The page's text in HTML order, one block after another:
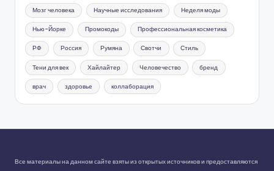
Мозг человека Научные исследования Неделя моды
Нью-Йорке Промокоды Профессиональная косметика
РФ Россия Румяна Свотчи Стиль
Тени для век Хайлайтер Человечество бренд
врач здоровье коллаборация
Все материалы на данном сайте взяты из открытых источников и предоставляются